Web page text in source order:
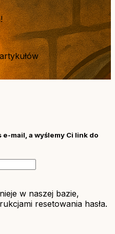
mail, a wyślemy Ci link do
w naszej bazie,
resetowania hasła.